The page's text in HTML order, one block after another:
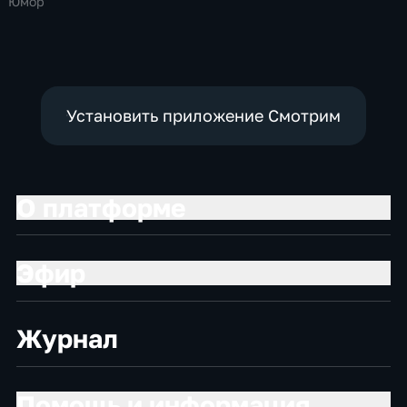
Установить приложение Смотрим
Журнал